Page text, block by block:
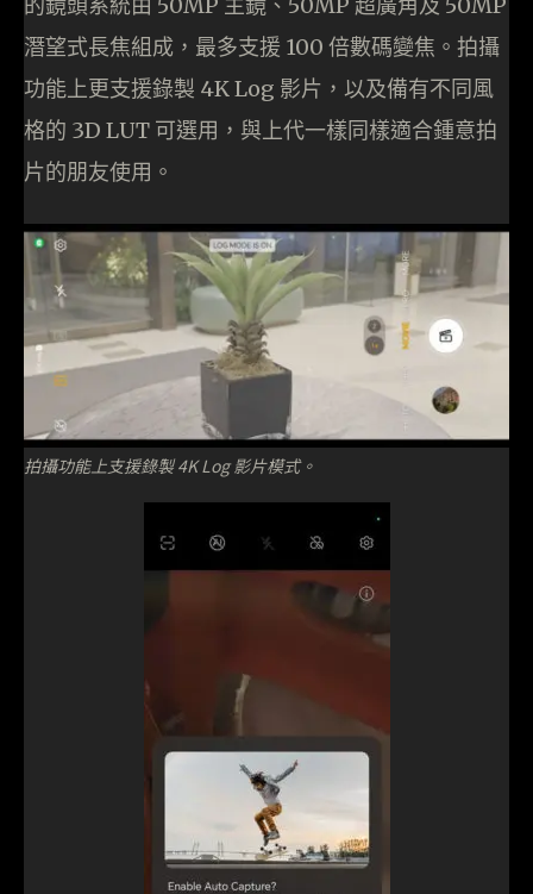
潛望式長焦組成，最多支援 100 倍數碼變焦。拍攝
功能上更支援錄製 4K Log 影片，以及備有不同風
格的 3D LUT 可選用，與上代一樣同樣適合鍾意拍
片的朋友使用。
拍攝功能上支援錄製 4K Log 影片模式。